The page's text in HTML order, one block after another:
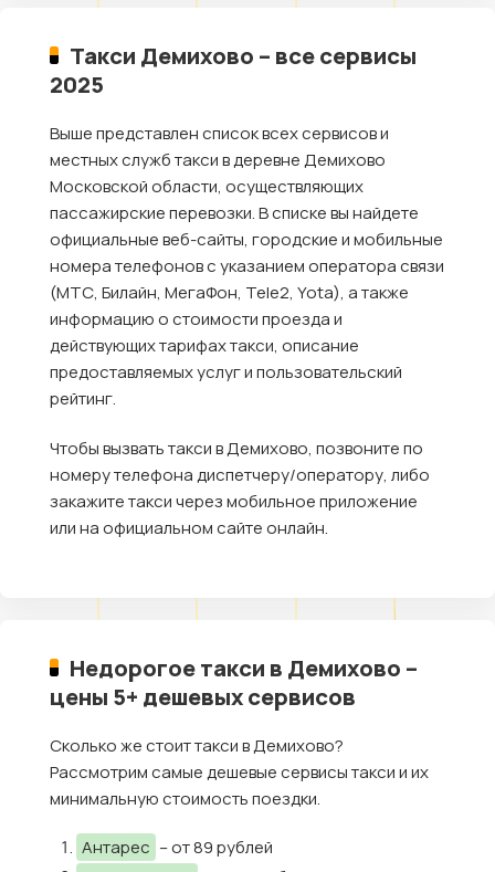
Такси Демихово – все сервисы
2025
Выше представлен список всех сервисов и
местных служб такси в деревне Демихово
Московской области, осуществляющих
пассажирские перевозки. В списке вы найдете
официальные веб-сайты, городские и мобильные
номера телефонов с указанием оператора связи
(МТС, Билайн, МегаФон, Tele2, Yota), а также
информацию о стоимости проезда и
действующих тарифах такси, описание
предоставляемых услуг и пользовательский
рейтинг.
Чтобы вызвать такси в Демихово, позвоните по
номеру телефона диспетчеру/оператору, либо
закажите такси через мобильное приложение
или на официальном сайте онлайн.
Недорогое такси в Демихово –
цены 5+ дешевых сервисов
Сколько же стоит такси в Демихово?
Рассмотрим самые дешевые сервисы такси и их
минимальную стоимость поездки.
Антарес – от 89 рублей